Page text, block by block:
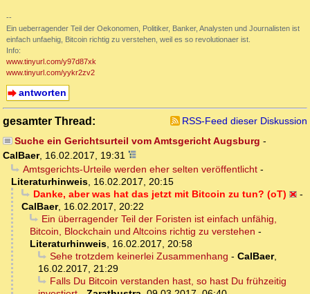
--
Ein ueberragender Teil der Oekonomen, Politiker, Banker, Analysten und Journalisten ist
einfach unfaehig, Bitcoin richtig zu verstehen, weil es so revolutionaer ist.
Info:
www.tinyurl.com/y97d87xk
www.tinyurl.com/yykr2zv2
antworten
gesamter Thread:
RSS-Feed dieser Diskussion
Suche ein Gerichtsurteil vom Amtsgericht Augsburg -
CalBaer, 16.02.2017, 19:31
Amtsgerichts-Urteile werden eher selten veröffentlicht-
Literaturhinweis, 16.02.2017, 20:15
Danke, aber was hat das jetzt mit Bitcoin zu tun? (oT)
-
CalBaer, 16.02.2017, 20:22
Ein überragender Teil der Foristen ist einfach unfähig,
Bitcoin, Blockchain und Altcoins richtig zu verstehen -
Literaturhinweis, 16.02.2017, 20:58
Sehe trotzdem keinerlei Zusammenhang - CalBaer,
16.02.2017, 21:29
Falls Du Bitcoin verstanden hast, so hast Du frühzeitig